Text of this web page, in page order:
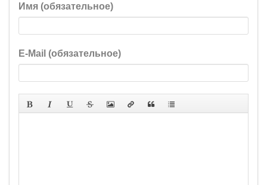
Имя (обязательное)
E-Mail (обязательное)